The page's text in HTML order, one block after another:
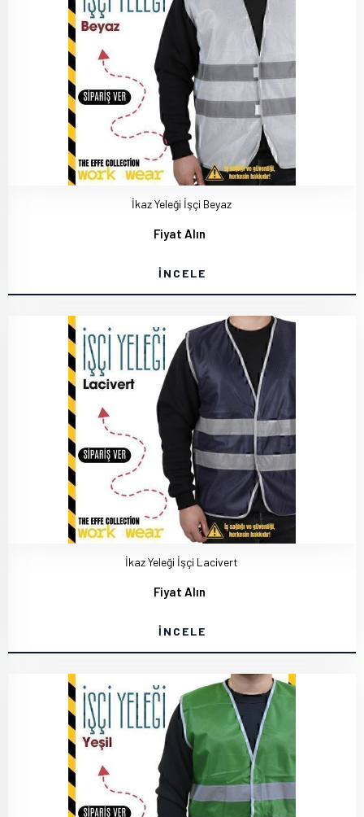
İkaz Yeleği İşçi Beyaz
Fiyat Alın
İNCELE
İkaz Yeleği İşçi Lacivert
Fiyat Alın
İNCELE